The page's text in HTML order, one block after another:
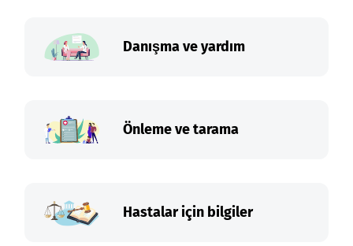
Danışma ve yardım
Önleme ve tarama
Hastalar için bilgiler